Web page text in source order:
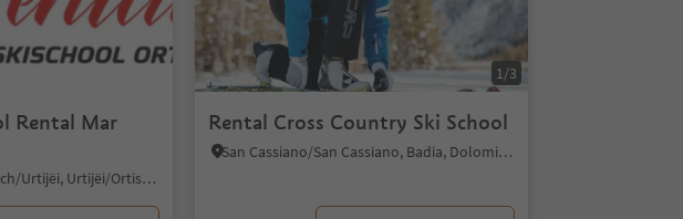
1/5
Rental Mar
Ortisei/Urtijëi/St. Ulrich/Urtijëi, Urtijëi/Ortisei, Dolomites Region Val Gardena
1/3
Rental Cross Country Ski School
San Cassiano/San Cassiano, Badia, Dolomites Region Alta Badia